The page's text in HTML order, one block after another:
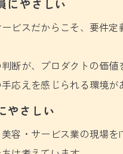
にやさしい
ービスだからこそ、要件
判断が、プロダクトの価
手応えを感じられる環境が
やさしい
容・サービス業の現場